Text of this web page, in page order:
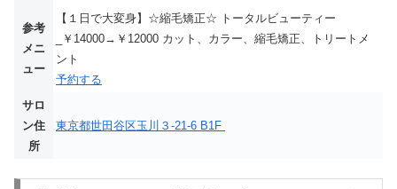
参考
メニ
ュー
【１日で大変身】☆縮毛矯正☆ トータルビューティー
_￥14000→￥12000 カット、カラー、縮毛矯正、トリートメ
ント
予約する
サロ
ン住
所
東京都世田谷区玉川３-21-6 B1F